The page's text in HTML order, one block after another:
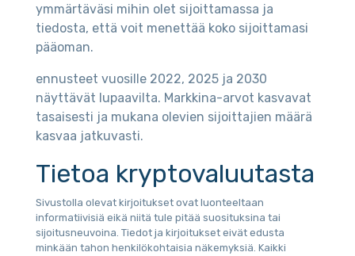
ymmärtäväsi mihin olet sijoittamassa ja
tiedosta, että voit menettää koko sijoittamasi
pääoman.
ennusteet vuosille 2022, 2025 ja 2030
näyttävät lupaavilta. Markkina-arvot kasvavat
tasaisesti ja mukana olevien sijoittajien määrä
kasvaa jatkuvasti.
Tietoa kryptovaluutasta
Sivustolla olevat kirjoitukset ovat luonteeltaan
informatiivisiä eikä niitä tule pitää suosituksina tai
sijoitusneuvoina. Tiedot ja kirjoitukset eivät edusta
minkään tahon henkilökohtaisia näkemyksiä. Kaikki